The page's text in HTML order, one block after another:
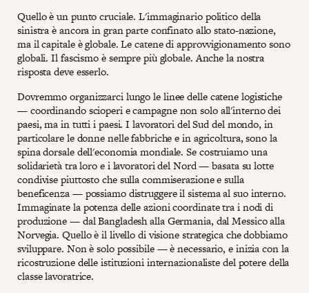
Quello è un punto cruciale. L'immaginario politico della
sinistra è ancora in gran parte confinato allo stato-nazione,
ma il capitale è globale. Le catene di approvvigionamento sono
globali. Il fascismo è sempre più globale. Anche la nostra
risposta deve esserlo.
Dovremmo organizzarci lungo le linee delle catene logistiche
— coordinando scioperi e campagne non solo all'interno dei
paesi, ma in tutti i paesi. I lavoratori del Sud del mondo, in
particolare le donne nelle fabbriche e in agricoltura, sono la
spina dorsale dell'economia mondiale. Se costruiamo una
solidarietà tra loro e i lavoratori del Nord — basata su lotte
condivise piuttosto che sulla commiserazione e sulla
beneficenza — possiamo distruggere il sistema al suo interno.
Immaginate la potenza delle azioni coordinate tra i nodi di
produzione — dal Bangladesh alla Germania, dal Messico alla
Norvegia. Quello è il livello di visione strategica che dobbiamo
sviluppare. Non è solo possibile — è necessario, e inizia con la
ricostruzione delle istituzioni internazionaliste del potere della
classe lavoratrice.